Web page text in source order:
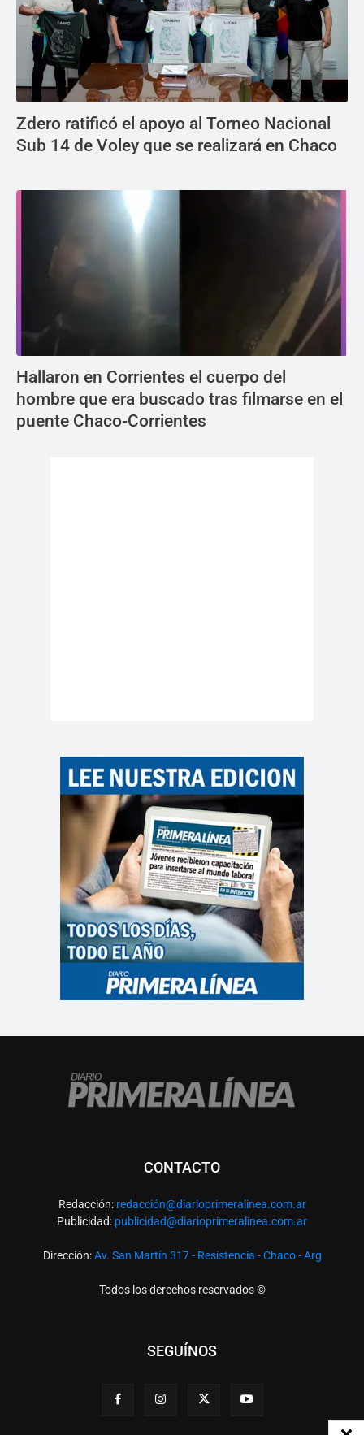
Zdero ratificó el apoyo al Torneo Nacional
Sub 14 de Voley que se realizará en Chaco
Hallaron en Corrientes el cuerpo del
hombre que era buscado tras filmarse en el
puente Chaco-Corrientes
CONTACTO
Redacción: redacción@diarioprimeralinea.com.ar
Publicidad: publicidad@diarioprimeralinea.com.ar
Dirección:Av. San Martín 317 - Resistencia - Chaco - Arg
Todos los derechos reservados ©
SEGUÍNOS